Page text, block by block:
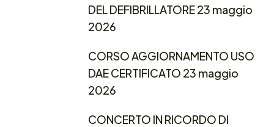
DEL DEFIBRILLATORE 23 maggio
2026
CORSO AGGIORNAMENTO USO
DAE CERTIFICATO 23 maggio
2026
CONCERTO IN RICORDO DI